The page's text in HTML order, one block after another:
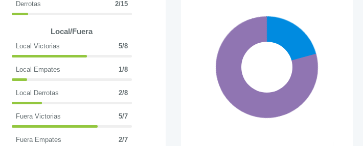
Derrotas 2/15
Local/Fuera
Local Victorias 5/8
Local Empates 1/8
Local Derrotas 2/8
Fuera Victorias 5/7
Fuera Empates 2/7